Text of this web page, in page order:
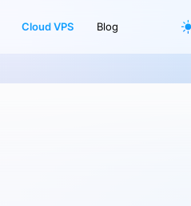
Cloud VPS Blog